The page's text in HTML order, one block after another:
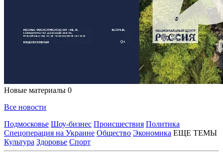
Новые материалы 0
Все новости
Подмосковье Шоу-бизнес Происшествия Политика
Спецоперация на Украине Общество Экономика ЕЩЕ ТЕМЫ
Культура Здоровье Спорт